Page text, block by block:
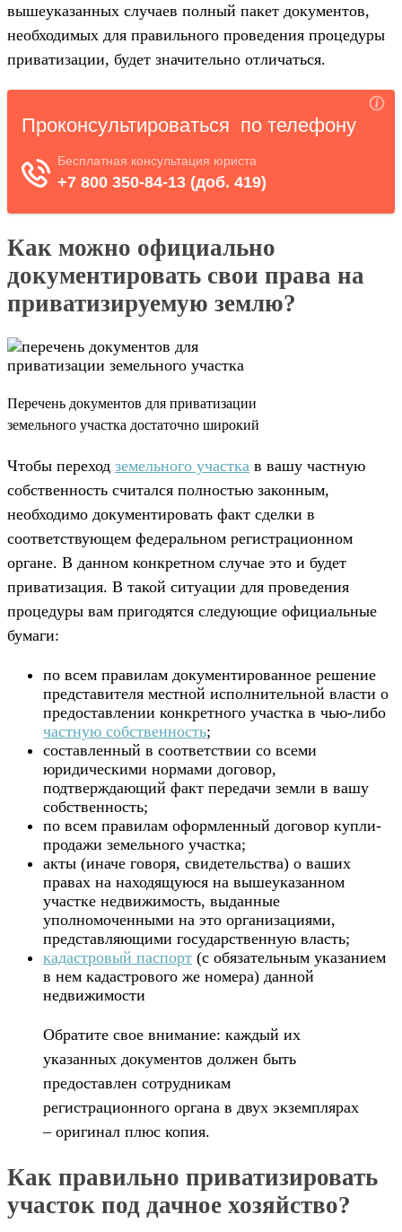
вышеуказанных случаев полный пакет документов,
необходимых для правильного проведения процедуры
приватизации, будет значительно отличаться.
Как можно официально
документировать свои права на
приватизируемую землю?
Перечень документов для приватизации
земельного участка достаточно широкий
Чтобы переход земельного участка в вашу частную
собственность считался полностью законным,
необходимо документировать факт сделки в
соответствующем федеральном регистрационном
органе. В данном конкретном случае это и будет
приватизация. В такой ситуации для проведения
процедуры вам пригодятся следующие официальные
бумаги:
по всем правилам документированное решение
представителя местной исполнительной власти о
предоставлении конкретного участка в чью-либо
частную собственность;
составленный в соответствии со всеми
юридическими нормами договор,
подтверждающий факт передачи земли в вашу
собственность;
по всем правилам оформленный договор купли-
продажи земельного участка;
акты (иначе говоря, свидетельства) о ваших
правах на находящуюся на вышеуказанном
участке недвижимость, выданные
уполномоченными на это организациями,
представляющими государственную власть;
кадастровый паспорт (с обязательным указанием
в нем кадастрового же номера) данной
недвижимости
Обратите свое внимание: каждый их
указанных документов должен быть
предоставлен сотрудникам
регистрационного органа в двух экземплярах
– оригинал плюс копия.
Как правильно приватизировать
участок под дачное хозяйство?